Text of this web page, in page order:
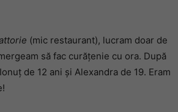
(mic restaurant), lucram doar de
să fac curățenie cu ora. După
de 12 ani și Alexandra de 19. Eram